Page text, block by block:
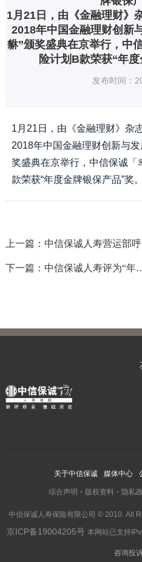
1月21日，由《金融理财》
2018年中国金融理财创新
貅”颁奖盛典在京举行，中
险计划B款荣获“年度
发布时间：
1月21日，由《金融理财》杂
2018年中国金融理财创新与
奖盛典在京举行，中信保诚「
款荣获“年度金牌银保产品”奖。
上一篇
下一篇：中信保诚人寿评
关于中信保诚 媒体中心
综合声明 版权资料 隐私
中信保诚人寿保险有限公司 © 2010. All
京ICP备19004205号 本网站已支持
咨询投